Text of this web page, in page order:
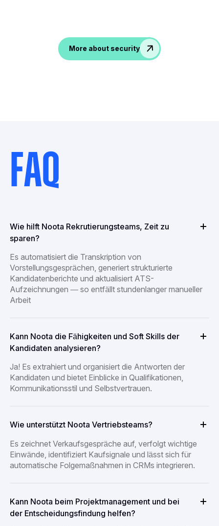
More about security
FAQ
Wie hilft Noota Rekrutierungsteams, Zeit zu
sparen?
Es automatisiert die Transkription von
Vorstellungsgesprächen, generiert strukturierte
Kandidatenberichte und aktualisiert ATS-
Aufzeichnungen — so entfällt stundenlanger manueller
Arbeit
Kann Noota die Fähigkeiten und Soft Skills der
Kandidaten analysieren?
Ja! Es extrahiert und organisiert die Antworten der
Kandidaten und bietet Einblicke in Qualifikationen,
Kommunikationsstil und Selbstvertrauen.
Wie unterstützt Noota Vertriebsteams?
Es zeichnet Verkaufsgespräche auf, verfolgt wichtige
Einwände, identifiziert Kaufsignale und lässt sich für
automatische Folgemaßnahmen in CRMs integrieren.
Kann Noota beim Projektmanagement und bei
der Entscheidungsfindung helfen?